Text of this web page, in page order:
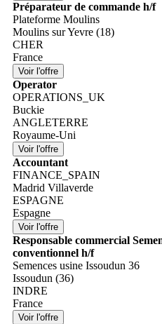
Préparateur de commande h/f
Plateforme Moulins
Moulins sur Yevre (18)
CHER
France
Operator
OPERATIONS_UK
Buckie
ANGLETERRE
Royaume-Uni
Accountant
FINANCE_SPAIN
Madrid Villaverde
ESPAGNE
Espagne
Responsable commercial
conventionnel h/f
Semences usine Issoudun 36
Issoudun (36)
INDRE
France